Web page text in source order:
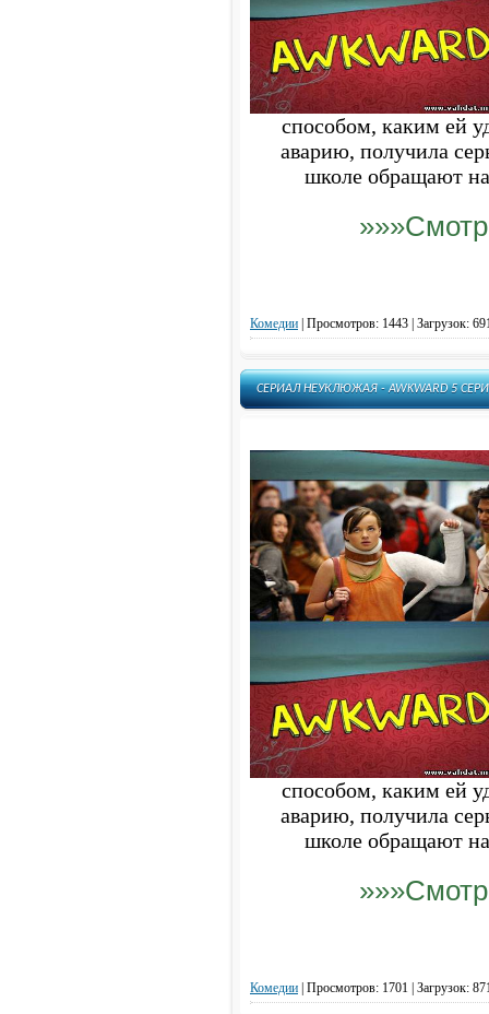
способом, каким ей
аварию, получила
школе обращают
Комедии Просмотров: 1443 | Загрузок:
СЕРИАЛ НЕУКЛЮЖАЯ - AWKWARD 5
способом, каким ей
аварию, получила
школе обращают
Комедии Просмотров: 1701 | Загрузок: